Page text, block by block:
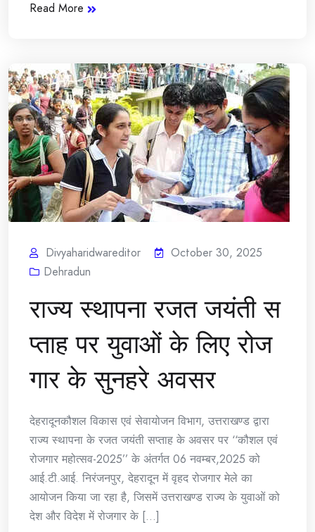
Read More
Divyaharidwareditor
October 30, 2025
Dehradun
राज्य स्थापना रजत जयंती स
प्ताह पर युवाओं के लिए रोज
गार के सुनहरे अवसर
देहरादूनकौशल विकास एवं सेवायोजन विभाग, उत्तराखण्ड द्वारा
राज्य स्थापना के रजत जयंती सप्ताह के अवसर पर ‘‘कौशल एवं
रोजगार महोत्सव-2025’’ के अंतर्गत 06 नवम्बर,2025 को
आई.टी.आई. निरंजनपुर, देहरादून में वृहद रोजगार मेले का
आयोजन किया जा रहा है, जिसमें उत्तराखण्ड राज्य के युवाओं को
देश और विदेश में रोजगार के [...]